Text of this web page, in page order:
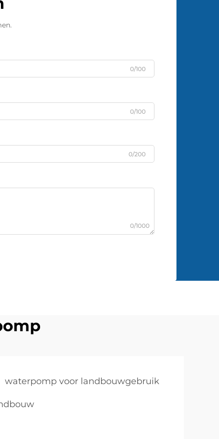
0/100
0/100
0/200
0/1000
waterpomp voor landbouwgebruik